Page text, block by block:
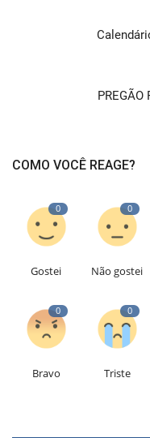
PREGÃO
COMO VOCÊ REAGE?
0
Gostei
0
Não gostei
0
Bravo
0
Triste